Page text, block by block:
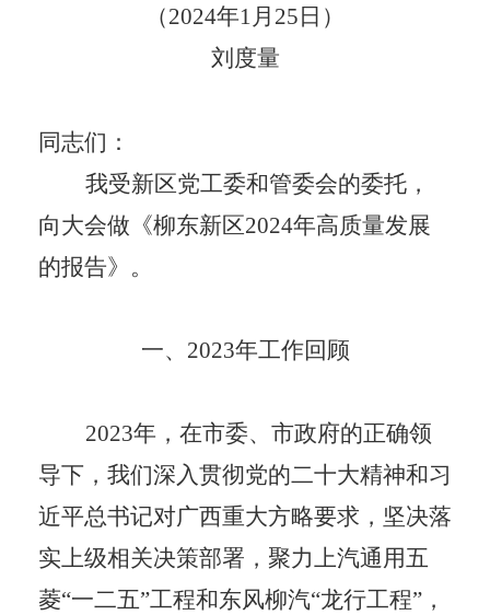
（2024年1月 25 日）
刘度量
同志们：
我受新区党工委和管委会的委托，
向大会做《柳东新区2024年高质量发展
的报告》。
一、 2023年工作回顾
2023年，在市委、市政府的正确领
导下，我们深入贯彻党的二十大精神和习
近平总书记对广西重大方略要求，坚决落
实上级相关决策部署，聚力上汽通用五
菱“一二五”工程和东风柳汽“龙行工程” ，